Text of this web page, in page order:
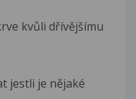
kvůli dřívějšímu
jestli je nějaké